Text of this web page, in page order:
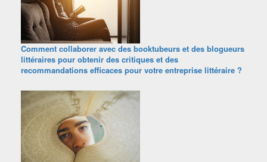
Comment collaborer avec des booktubeurs et des blogueurs
littéraires pour obtenir des critiques et des
recommandations efficaces pour votre entreprise littéraire ?